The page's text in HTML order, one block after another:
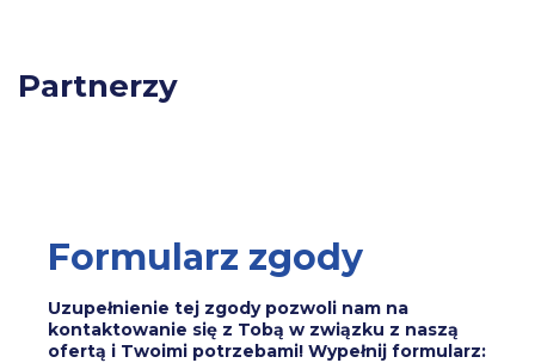
Partnerzy
Formularz zgody
Uzupełnienie tej zgody pozwoli nam na
kontaktowanie się z Tobą w związku z naszą
ofertą i Twoimi potrzebami! Wypełnij formularz: